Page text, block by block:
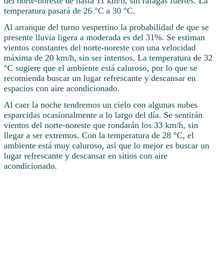
temperatura pasará de 26 °C a 30 °C.
Al arranque del turno vespertino la probabilidad de que se
presente lluvia ligera a moderada es del 31%. Se estiman
vientos constantes del norte-noreste con una velocidad
máxima de 20 km/h, sin ser intensos. La temperatura de 32
°C sugiere que el ambiente está caluroso, por lo que se
recomienda buscar un lugar refrescante y descansar en
espacios con aire acondicionado.
Al caer la noche tendremos un cielo con algunas nubes
esparcidas ocasionalmente a lo largo del día. Se sentirán
vientos del norte-noreste que rondarán los 33 km/h, sin
llegar a ser extremos. Con la temperatura de 28 °C, el
ambiente está muy caluroso, así que lo mejor es buscar un
lugar refrescante y descansar en sitios con aire
acondicionado.